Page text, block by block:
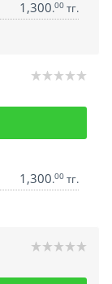
1,300.00 тг.
1,300.00 тг.